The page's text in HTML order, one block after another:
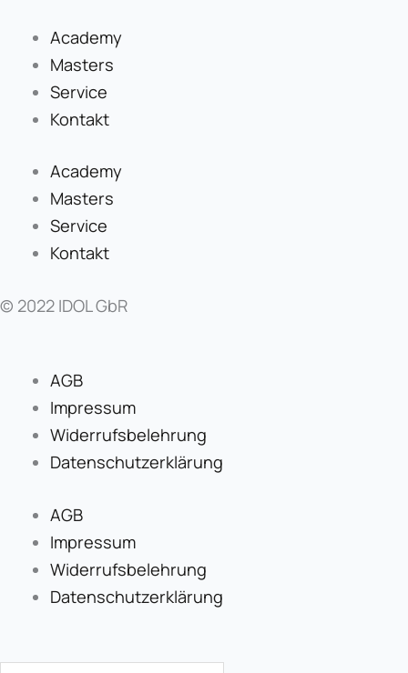
Academy
Masters
Service
Kontakt
Academy
Masters
Service
Kontakt
© 2022 IDOL GbR
AGB
Impressum
Widerrufsbelehrung
Datenschutzerklärung
AGB
Impressum
Widerrufsbelehrung
Datenschutzerklärung